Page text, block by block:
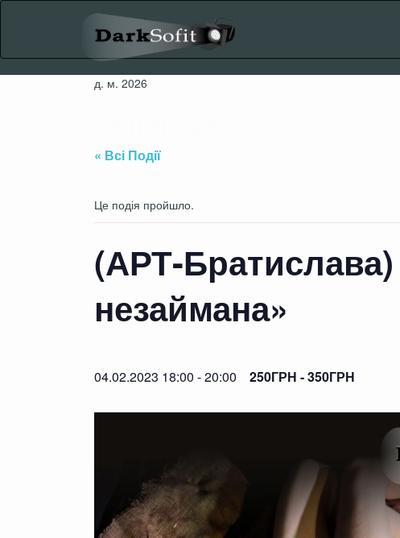
д. м. 2026
« Всі Події
Це подія пройшло.
(АРТ-Братислава)
незаймана»
04.02.2023 18:00 -20:00 250ГРН - 350ГРН